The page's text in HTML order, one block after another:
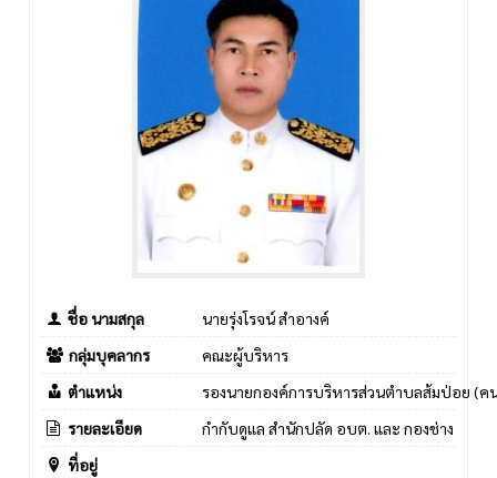
ชื่อ นามสกุล
นายรุ่งโรจน์ สำอางค์
กลุ่มบุคลากร
คณะผู้บริหาร
ตำแหน่ง
รองนายกองค์การบริหารส่วนตำบลส้มป่อย (ค
รายละเอียด
กำกับดูแล สำนักปลัด อบต. และ กองช่าง
ที่อยู่